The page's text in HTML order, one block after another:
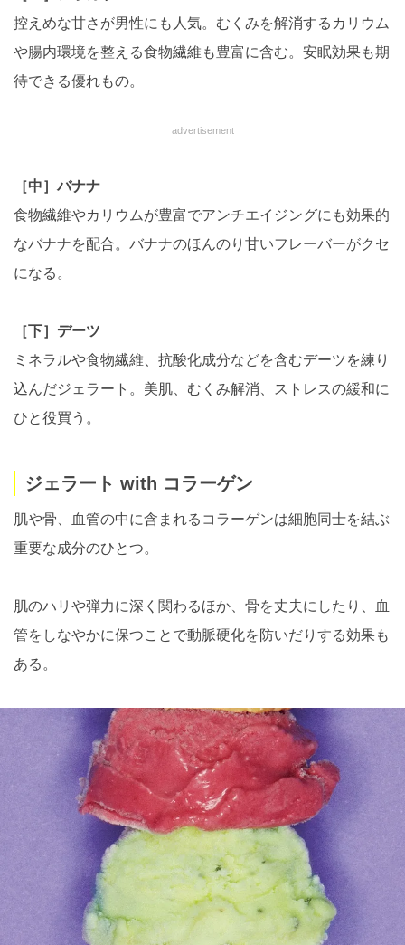
控えめな甘さが男性にも人気。むくみを解消するカリウム
や腸内環境を整える食物繊維も豊富に含む。安眠効果も期
待できる優れもの。
advertisement
［中］バナナ
食物繊維やカリウムが豊富でアンチエイジングにも効果的
なバナナを配合。バナナのほんのり甘いフレーバーがクセ
になる。
［下］デーツ
ミネラルや食物繊維、抗酸化成分などを含むデーツを練り
込んだジェラート。美肌、むくみ解消、ストレスの緩和に
ひと役買う。
ジェラート with コラーゲン
肌や骨、血管の中に含まれるコラーゲンは細胞同士を結ぶ
重要な成分のひとつ。
肌のハリや弾力に深く関わるほか、骨を丈夫にしたり、血
管をしなやかに保つことで動脈硬化を防いだりする効果も
ある。